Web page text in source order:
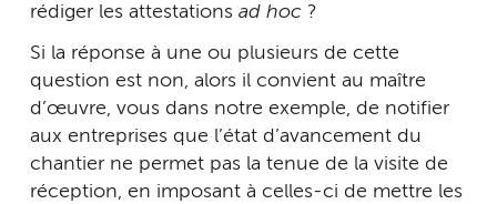
rédiger les attestations ad hoc ?
Si la réponse à une ou plusieurs de cette
question est non, alors il convient au maître
d’œuvre, vous dans notre exemple, de notifier
aux entreprises que l’état d’avancement du
chantier ne permet pas la tenue de la visite de
réception, en imposant à celles-ci de mettre les